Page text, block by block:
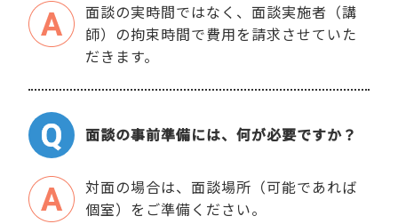
面談の実時間ではなく、面談実施者（講
師）の拘束時間で費用を請求させていた
だきます。
面談の事前準備には、何が必要ですか？
対面の場合は、面談場所（可能であれば
個室）をご準備ください。